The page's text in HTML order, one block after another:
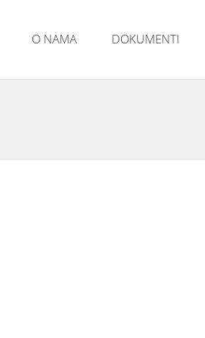
O NAMA DOKUMENTI